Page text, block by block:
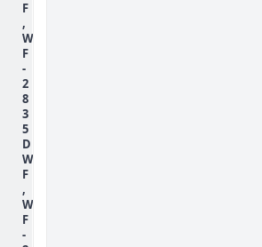
F
,
W
F
-
2
8
3
5
D
W
F
,
W
F
-